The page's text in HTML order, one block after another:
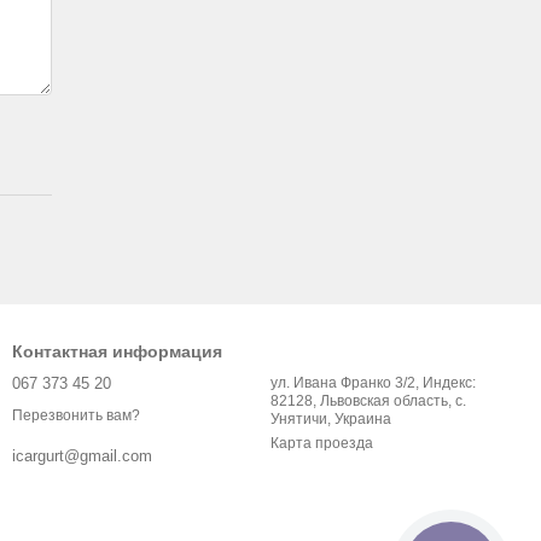
Контактная информация
067 373 45 20
Перезвонить вам?
icargurt@gmail.com
ул. Ивана Франко 3/2, Индекс:
82128, Львовская область, с.
Унятичи, Украина
Карта проезда